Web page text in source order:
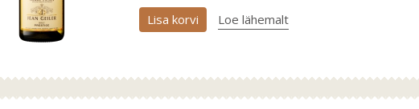
Lisa korvi Loe lähemalt